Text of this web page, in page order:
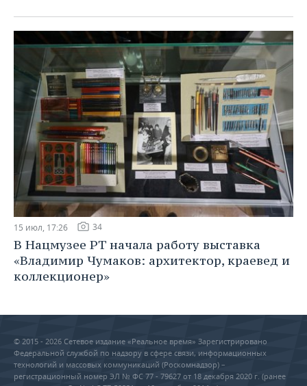
15 июл, 17:26 34
В Нацмузее РТ начала работу выставка
«Владимир Чумаков: архитектор, краевед и
коллекционер»
© 2015 - 2026 Сетевое издание «Реальное время» Зарегистрировано
Федеральной службой по надзору в сфере связи, информационных
технологий и массовых коммуникаций (Роскомнадзор) –
регистрационный номер ЭЛ № ФС 77 - 79627 от 18 декабря 2020 г. (ранее